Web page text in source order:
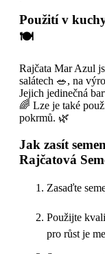
Použití v
🍽️
Rajčata Mar Azul
salátech 🥗, na
Jejich jedinečná
🌈 Lze je také
pokrmů. 🌿
Jak zasít
Rajčatová
Zasaďte
Použijte
pro růst je